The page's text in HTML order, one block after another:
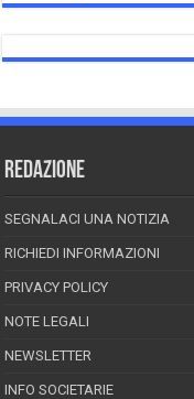
REDAZIONE
SEGNALACI UNA NOTIZIA
RICHIEDI INFORMAZIONI
PRIVACY POLICY
NOTE LEGALI
NEWSLETTER
INFO SOCIETARIE